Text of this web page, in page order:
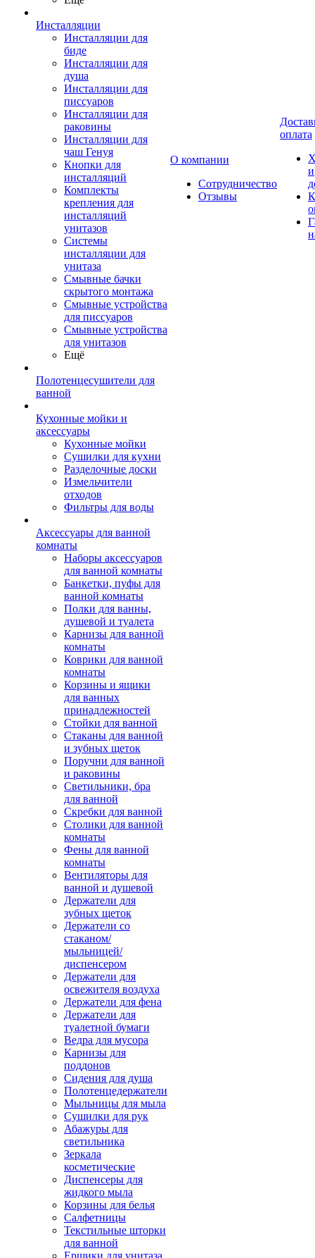
Инсталляции
Инсталляции для
биде
Инсталляции для
душа
Инсталляции для
писсуаров
Инсталляции для
раковины
Инсталляции для
чаш Генуя
Кнопки для
инсталляций
Комплекты
крепления для
инсталляций
унитазов
Системы
инсталляции для
унитаза
Смывные бачки
скрытого монтажа
Смывные устройства
для писсуаров
Смывные устройства
для унитазов
Ещё
Полотенцесушители для
ванной
Кухонные мойки и
аксессуары
Кухонные мойки
Сушилки для кухни
Разделочные доски
Измельчители
отходов
Фильтры для воды
Аксессуары для ванной
комнаты
Наборы аксессуаров
для ванной комнаты
Банкетки, пуфы для
ванной комнаты
Полки для ванны,
душевой и туалета
Карнизы для ванной
комнаты
Коврики для ванной
комнаты
Корзины и ящики
для ванных
принадлежностей
Стойки для ванной
Стаканы для ванной
и зубных щеток
Поручни для ванной
и раковины
Светильники, бра
для ванной
Скребки для ванной
Столики для ванной
комнаты
Фены для ванной
комнаты
Вентиляторы для
ванной и душевой
Держатели для
зубных щеток
Держатели со
стаканом/
мыльницей/
диспенсером
Держатели для
освежителя воздуха
Держатели для фена
Держатели для
туалетной бумаги
Ведра для мусора
Карнизы для
поддонов
Сидения для душа
Полотенцедержатели
Мыльницы для мыла
Сушилки для рук
Абажуры для
светильника
Зеркала
косметические
Диспенсеры для
жидкого мыла
Корзины для белья
Салфетницы
Текстильные шторки
для ванной
Ершики для унитаза
О компании
Сотрудничество
Отзывы
оплата
и